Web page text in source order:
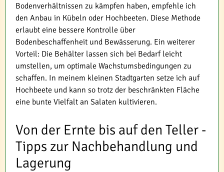
Bodenverhältnissen zu kämpfen haben, empfehle ich
den Anbau in Kübeln oder Hochbeeten. Diese Methode
erlaubt eine bessere Kontrolle über
Bodenbeschaffenheit und Bewässerung. Ein weiterer
Vorteil: Die Behälter lassen sich bei Bedarf leicht
umstellen, um optimale Wachstumsbedingungen zu
schaffen. In meinem kleinen Stadtgarten setze ich auf
Hochbeete und kann so trotz der beschränkten Fläche
eine bunte Vielfalt an Salaten kultivieren.
Von der Ernte bis auf den Teller -
Tipps zur Nachbehandlung und
Lagerung